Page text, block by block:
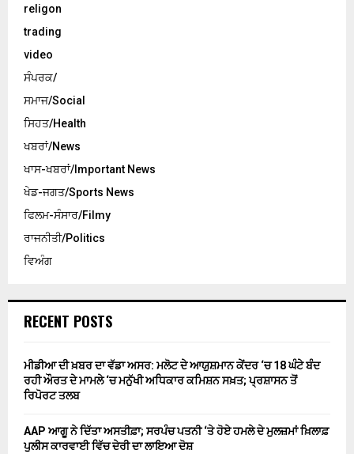
religon
trading
video
ਸੰਪਰਕ/
ਸਮਾਜ/Social
ਸਿਹਤ/Health
ਖਬਰਾਂ/News
ਖਾਸ-ਖਬਰਾਂ/Important News
ਖੇਡ-ਜਗਤ/Sports News
ਫਿਲਮ-ਸੰਸਾਰ/Filmy
ਰਾਜਨੀਤੀ/Politics
ਵਿਅੰਗ
RECENT POSTS
ਮੀਡੀਆ ਦੀ ਖ਼ਬਰ ਦਾ ਵੱਡਾ ਅਸਰ: ਮਲੋਟ ਦੇ ਆਯੁਸ਼ਮਾਨ ਕੇਂਦਰ ‘ਚ 18 ਘੰਟੇ ਬੰਦ
ਰਹੀ ਔਰਤ ਦੇ ਮਾਮਲੇ ‘ਚ ਮਨੁੱਖੀ ਅਧਿਕਾਰ ਕਮਿਸ਼ਨ ਸਖ਼ਤ; ਪ੍ਰਸ਼ਾਸਨ ਤੋਂ
ਰਿਪੋਰਟ ਤਲਬ
AAP ਆਗੂ ਨੇ ਦਿੱਤਾ ਅਸਤੀਫ਼ਾ; ਸਰਪੰਚ ਪਤਨੀ ‘ਤੇ ਹੋਏ ਹਮਲੇ ਦੇ ਮੁਲਜ਼ਮਾਂ ਖ਼ਿਲਾਫ਼
ਪੁਲੀਸ ਕਾਰਵਾਈ ਵਿੱਚ ਦੇਰੀ ਦਾ ਲਾਇਆ ਦੋਸ਼